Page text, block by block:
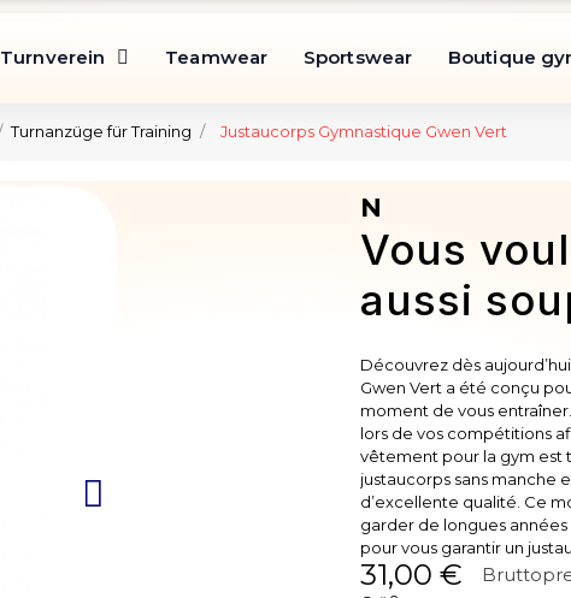
Turnverein Teamwear Sportswear Boutique
Turnanzüge für Training Justaucorps Gymnastique Gwen Vert
N
Vous
aussi
Découvrez dès
Gwen Vert a été conçu
moment de vous
lors de vos compétitions
vêtement pour la gym est
justaucorps sans manche
d’excellente qualité. Ce
garder de longues années
pour vous garantir un
31,00 €